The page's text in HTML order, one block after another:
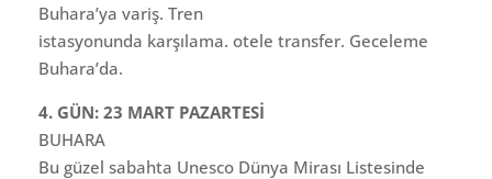
Buhara’ya variş. Tren
istasyonunda karşılama. otele transfer. Geceleme
Buhara’da.
4. GÜN: 23 MART PAZARTESİ
BUHARA
Bu güzel sabahta Unesco Dünya Mirası Listesinde